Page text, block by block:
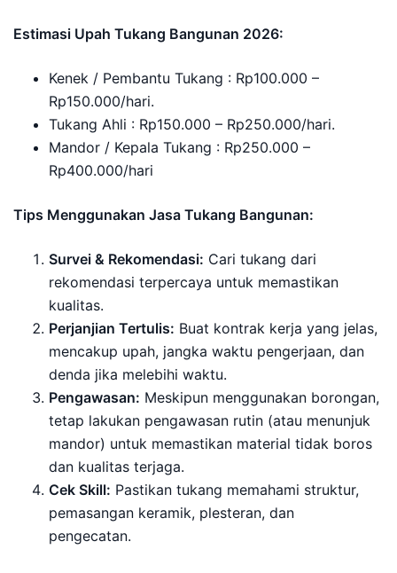
Estimasi Upah Tukang Bangunan 2026:
Kenek / Pembantu Tukang : Rp100.000 –
Rp150.000/hari.
Tukang Ahli : Rp150.000 – Rp250.000/hari.
Mandor / Kepala Tukang : Rp250.000 –
Rp400.000/hari
Tips Menggunakan Jasa Tukang Bangunan:
Survei & Rekomendasi: Cari tukang dari
rekomendasi terpercaya untuk memastikan
kualitas.
Perjanjian Tertulis: Buat kontrak kerja yang jelas,
mencakup upah, jangka waktu pengerjaan, dan
denda jika melebihi waktu.
Pengawasan: Meskipun menggunakan borongan,
tetap lakukan pengawasan rutin (atau menunjuk
mandor) untuk memastikan material tidak boros
dan kualitas terjaga.
Cek Skill: Pastikan tukang memahami struktur,
pemasangan keramik, plesteran, dan
pengecatan.